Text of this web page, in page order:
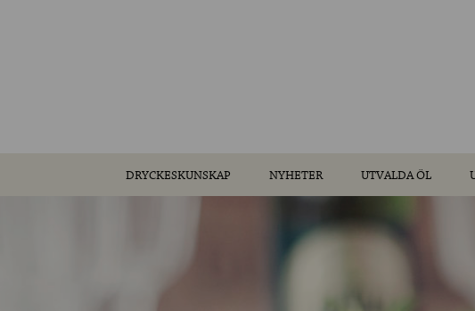
DRYCKESKUNSKAP NYHETER UTVALDA ÖL